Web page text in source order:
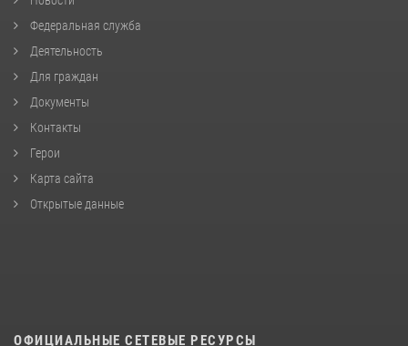
Федеральная служба
Деятельность
Для граждан
Документы
Контакты
Герои
Карта сайта
Открытые данные
ОФИЦИАЛЬНЫЕ СЕТЕВЫЕ РЕСУРСЫ